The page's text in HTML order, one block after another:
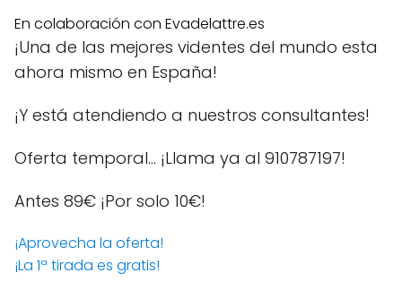
En colaboración con Evadelattre.es
¡Una de las mejores videntes del mundo esta
ahora mismo en España!
¡Y está atendiendo a nuestros consultantes!
Oferta temporal… ¡Llama ya al 910787197!
Antes 89€ ¡Por solo 10€!
¡Aprovecha la oferta!
¡La 1ª tirada es gratis!